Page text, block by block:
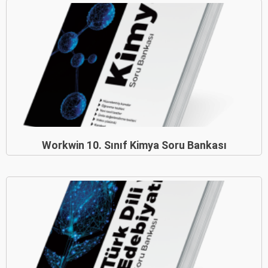
Workwin 10. Sınıf Kimya Soru Bankası